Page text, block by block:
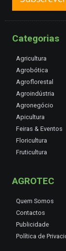
Categorias
Agricultura
Agrobótica
Agroflorestal
Agroindústria
Agronegócio
Apicultura
Feiras & Eventos
Floricultura
Fruticultura
AGROTEC
Quem Somos
Contactos
Publicidade
Política de